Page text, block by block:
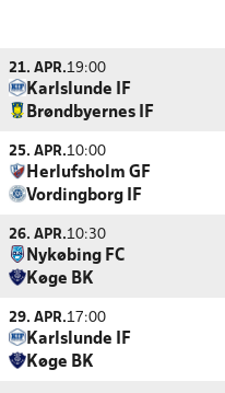
21. APR.19:00
Karlslunde IF
Brøndbyernes IF
25. APR.10:00
Herlufsholm GF
Vordingborg IF
26. APR.10:30
Nykøbing FC
Køge BK
29. APR.17:00
Karlslunde IF
Køge BK